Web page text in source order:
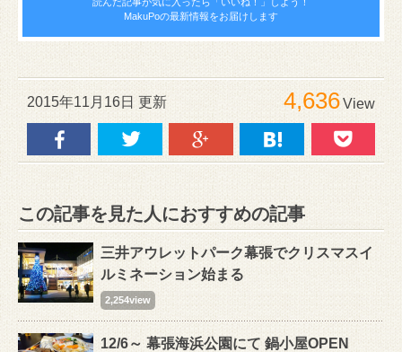
MakuPoの最新情報をお届けします
2015年11月16日 更新 4,636View
この記事を見た人におすすめの記事
三井アウレットパーク幕張でクリスマスイ
ルミネーション始まる
2,254view
12/6～ 幕張海浜公園にて 鍋小屋OPEN